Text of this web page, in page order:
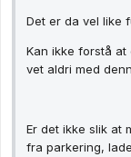
Det er da vel like
Kan ikke forstå at
vet aldri med
Er det ikke slik at
fra parkering,